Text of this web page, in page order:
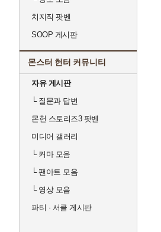
치지직 팟벤
SOOP 게시판
몬스터 헌터 커뮤니티
자유 게시판
└질문과 답변
몬헌 스토리즈3 팟벤
미디어 갤러리
└커마 모음
└팬아트 모음
└영상 모음
파티 · 서클 게시판